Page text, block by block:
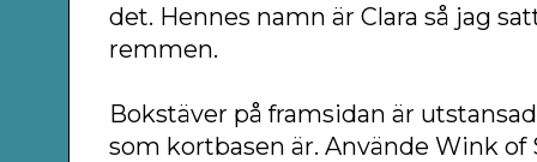
det. Hennes namn är Clara så jag
remmen.
Bokstäver på framsidan är
som kortbasen är. Använde Wink of